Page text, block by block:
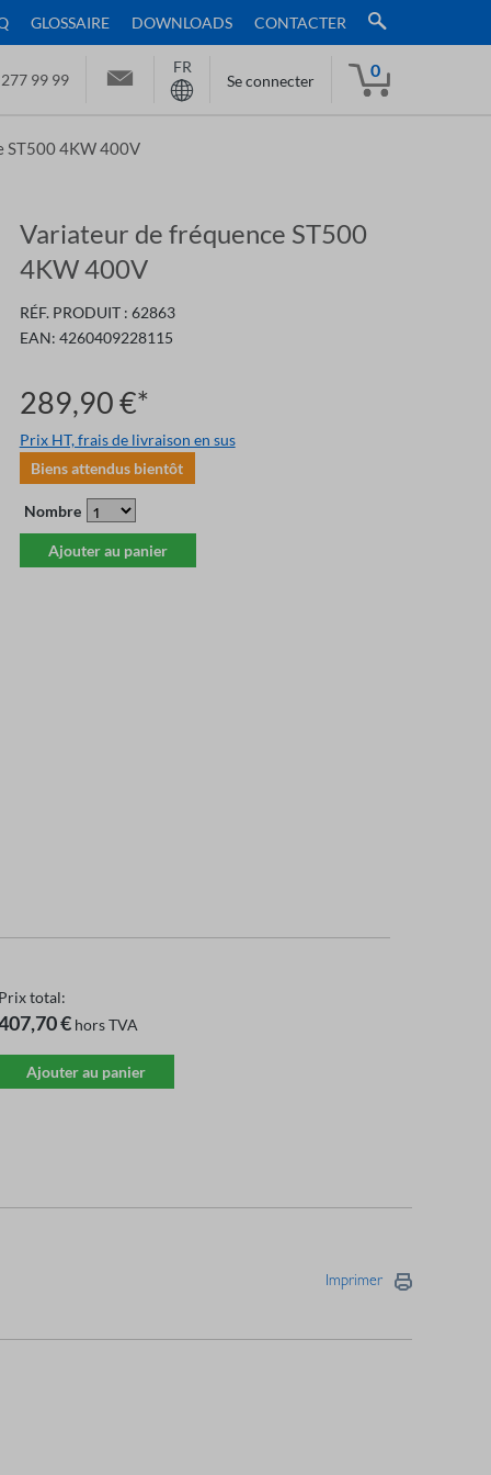
GLOSSAIRE DOWNLOADS CONTACTER
99 99
FR
Se connecter
0
ST500 4KW 400V
Variateur de fréquence ST500
4KW 400V
RÉF. PRODUIT : 62863
EAN: 4260409228115
289,90 €*
Prix HT, frais de livraison en sus
Biens attendus bientôt
Nombre
Ajouter au panier
​​total:
€ hors TVA
Ajouter au panier
Imprimer